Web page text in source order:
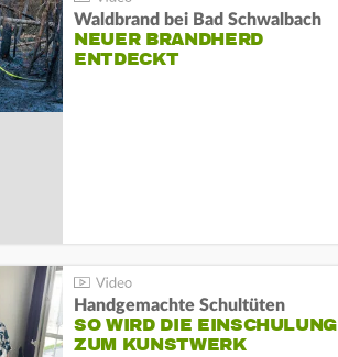
Waldbrand bei Bad Schwalbach
NEUER BRANDHERD
ENTDECKT
Handgemachte Schultüten
SO WIRD DIE EINSCHULUNG
ZUM KUNSTWERK